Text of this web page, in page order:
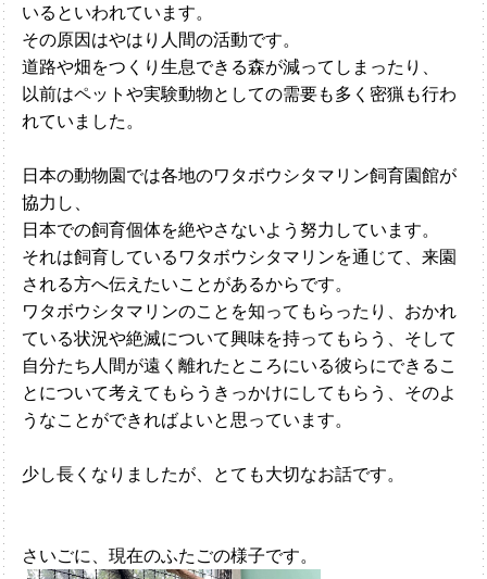
いるといわれています。
その原因はやはり人間の活動です。
道路や畑をつくり生息できる森が減ってしまったり、
以前はペットや実験動物としての需要も多く密猟も行わ
れていました。
日本の動物園では各地のワタボウシタマリン飼育園館が
協力し、
日本での飼育個体を絶やさないよう努力しています。
それは飼育しているワタボウシタマリンを通じて、来園
される方へ伝えたいことがあるからです。
ワタボウシタマリンのことを知ってもらったり、おかれ
ている状況や絶滅について興味を持ってもらう、そして
自分たち人間が遠く離れたところにいる彼らにできるこ
とについて考えてもらうきっかけにしてもらう、そのよ
うなことができればよいと思っています。
少し長くなりましたが、とても大切なお話です。
さいごに、現在のふたごの様子です。